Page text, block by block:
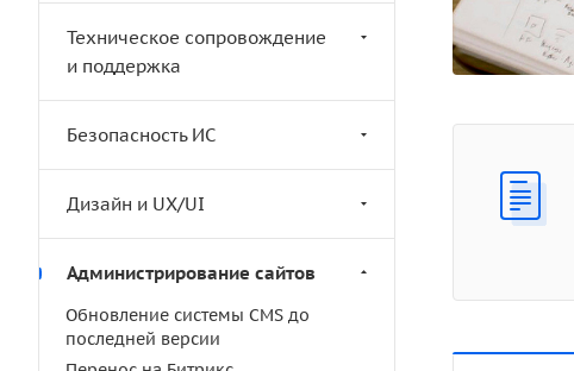
Техническое сопровождение
и поддержка
Безопасность ИС
Дизайн и UX/UI
Администрирование сайтов
Обновление системы CMS до
последней версии